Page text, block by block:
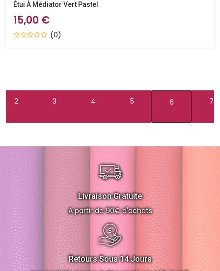
Étui À Médiator Vert Pastel
15,00 €
(0)
2 3 4 5 6 7
Livraison Gratuite
A partir de 90€ d'achats
Retours Sous 14 Jours